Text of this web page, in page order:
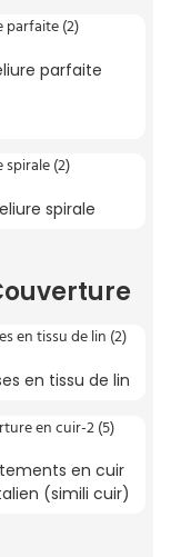
parfaite
spirale
en tissu de lin
en cuir
(simili cuir)